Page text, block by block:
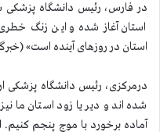
در فارس، رئیس دانشگاه پزشکی
استان آغاز شده و این زنگ
استان در روزهای آینده است» (خبرگزاری
درمرکزی، رئیس دانشگاه پزشکی
شده اند و دیر یا زود استان ما
آماده برخورد با موج پنجم